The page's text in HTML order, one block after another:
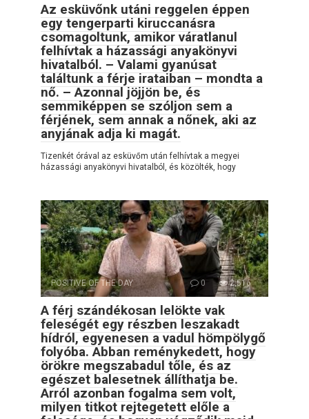
Az esküvőnk utáni reggelen éppen
egy tengerparti kiruccanásra
csomagoltunk, amikor váratlanul
felhívtak a házassági anyakönyvi
hivatalból. – Valami gyanúsat
találtunk a férje irataiban – mondta a
nő. – Azonnal jöjjön be, és
semmiképpen se szóljon sem a
férjének, sem annak a nőnek, aki az
anyjának adja ki magát.
Tizenkét órával az esküvőm után felhívtak a megyei
házassági anyakönyvi hivatalból, és közölték, hogy
POSITIVE OF THE DAY 0 2,516
A férj szándékosan lelökte vak
feleségét egy részben leszakadt
hídról, egyenesen a vadul hömpölygő
folyóba. Abban reménykedett, hogy
örökre megszabadul tőle, és az
egészet balesetnek állíthatja be.
Arról azonban fogalma sem volt,
milyen titkot rejtegetett előle a